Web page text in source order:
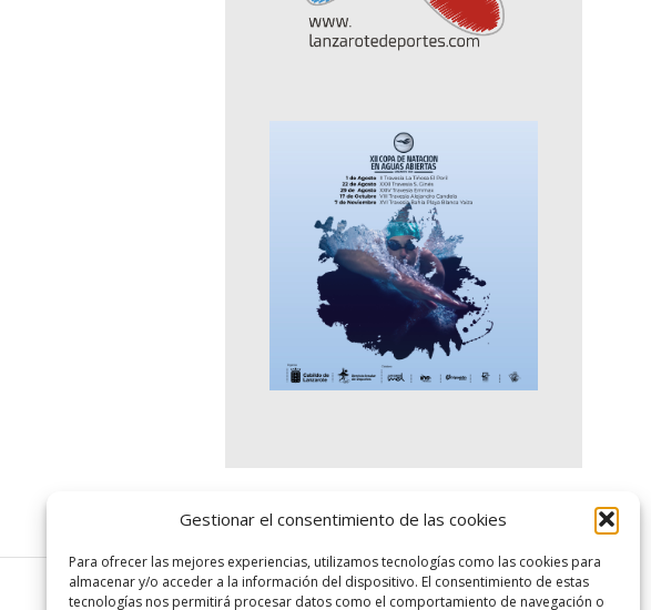
Gestionar el consentimiento de las cookies
Para ofrecer las mejores experiencias, utilizamos tecnologías como las cookies para
almacenar y/o acceder a la información del dispositivo. El consentimiento de estas
tecnologías nos permitirá procesar datos como el comportamiento de navegación o
logo SID